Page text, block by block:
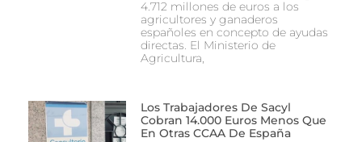
4.712 millones de euros a los
agricultores y ganaderos
españoles en concepto de ayudas
directas. El Ministerio de
Agricultura,
Los Trabajadores De Sacyl
Cobran 14.000 Euros Menos Que
En Otras CCAA De España